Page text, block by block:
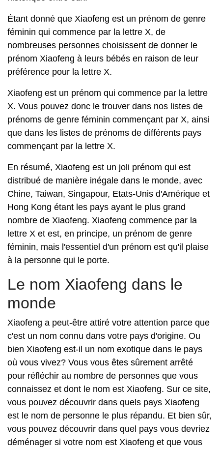
Étant donné que Xiaofeng est un prénom de genre
féminin qui commence par la lettre X, de
nombreuses personnes choisissent de donner le
prénom Xiaofeng à leurs bébés en raison de leur
préférence pour la lettre X.
Xiaofeng est un prénom qui commence par la lettre
X. Vous pouvez donc le trouver dans nos listes de
prénoms de genre féminin commençant par X, ainsi
que dans les listes de prénoms de différents pays
commençant par la lettre X.
En résumé, Xiaofeng est un joli prénom qui est
distribué de manière inégale dans le monde, avec
Chine, Taiwan, Singapour, Etats-Unis d'Amérique et
Hong Kong étant les pays ayant le plus grand
nombre de Xiaofeng. Xiaofeng commence par la
lettre X et est, en principe, un prénom de genre
féminin, mais l'essentiel d'un prénom est qu'il plaise
à la personne qui le porte.
Le nom Xiaofeng dans le
monde
Xiaofeng a peut-être attiré votre attention parce que
c'est un nom connu dans votre pays d'origine. Ou
bien Xiaofeng est-il un nom exotique dans le pays
où vous vivez? Vous vous êtes sûrement arrêté
pour réfléchir au nombre de personnes que vous
connaissez et dont le nom est Xiaofeng. Sur ce site,
vous pouvez découvrir dans quels pays Xiaofeng
est le nom de personne le plus répandu. Et bien sûr,
vous pouvez découvrir dans quel pays vous devriez
déménager si votre nom est Xiaofeng et que vous